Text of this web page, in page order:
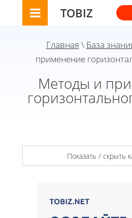
TOBIZ
Главная \ База
применение
Методы и
Показать / скрыть